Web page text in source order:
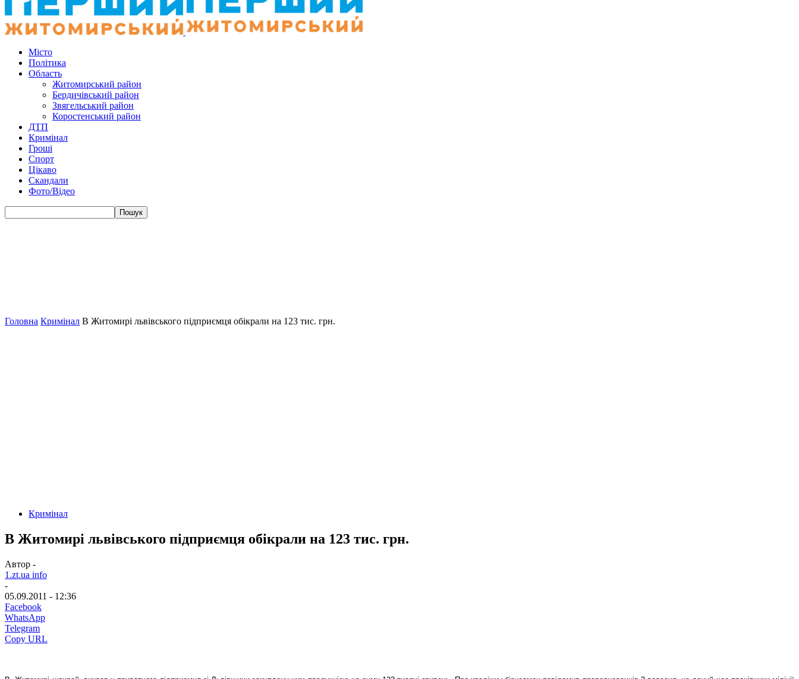
Місто
Політика
Область
Житомирський район
Бердичівський район
Звягельський район
Коростенський район
ДТП
Кримінал
Гроші
Спорт
Цікаво
Скандали
Фото/Відео
Головна Кримінал В Житомирі львівського підприємця обікрали на 123 тис. грн.
Кримінал
В Житомирі львівського підприємця обікрали на 123 тис. грн.
Автор -
1.zt.ua info
-
05.09.2011 - 12:36
Facebook
WhatsApp
Telegram
Copy URL